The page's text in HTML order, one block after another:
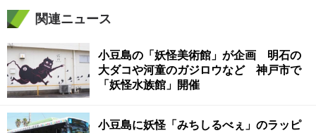
関連ニュース
小豆島の「妖怪美術館」が企画 明石の
大ダコや河童のガジロウなど 神戸市で
「妖怪水族館」開催
小豆島に妖怪「みちしるべぇ」のラッピ